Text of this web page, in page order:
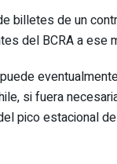
billetes de un
del BCRA a ese
si fuera
pico estacional